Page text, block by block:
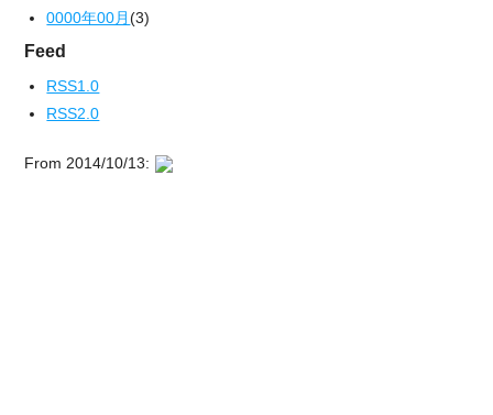
0000年00月(3)
Feed
RSS1.0
RSS2.0
From 2014/10/13: